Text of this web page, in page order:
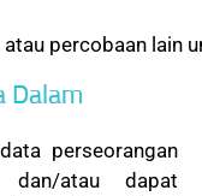
percobaan lain
Dalam
perseorangan
atau dapat